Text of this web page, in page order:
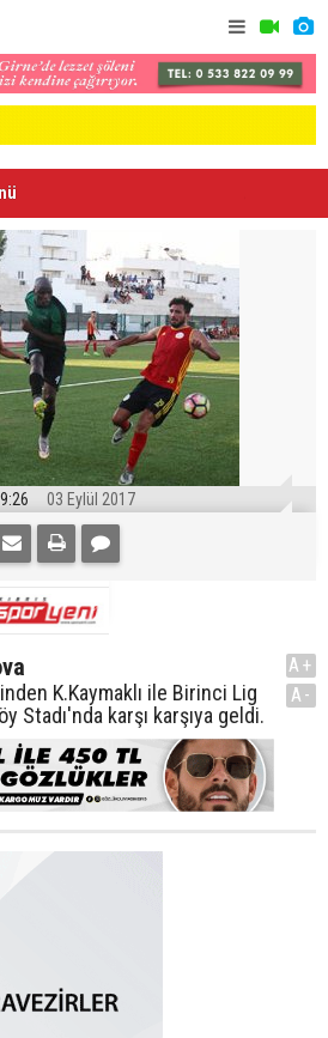
03 Eylül 2017
K.Kaymaklı ile Birinci Lig
Stadı'nda karşı karşıya geldi.
A+
A-